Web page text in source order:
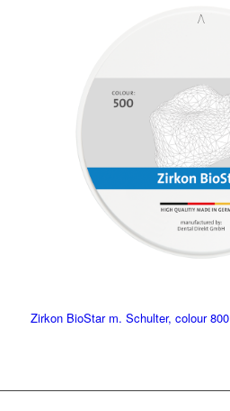
Zirkon BioStar m. Schulter, colour 800